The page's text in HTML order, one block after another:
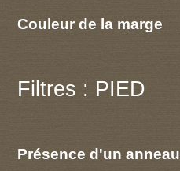
Couleur de la marge
Filtres : PIED
Présence d'un anneau